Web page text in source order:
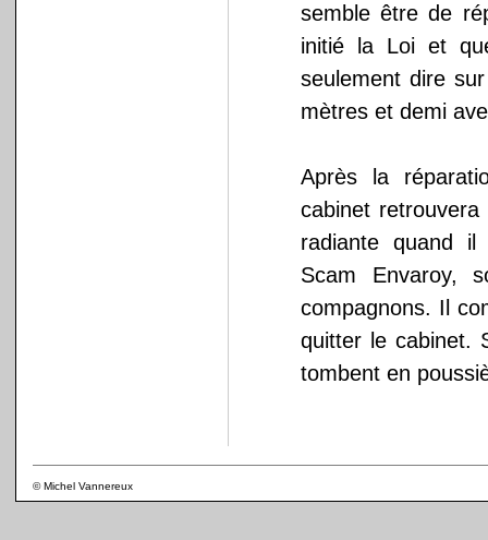
semble être de
initié la Loi et
seulement dire
mètres et demi
Après la
cabinet
radiante quand il
Scam Envaroy,
compagnons. Il
quitter le cabinet.
tombent en
© Michel Vannereux